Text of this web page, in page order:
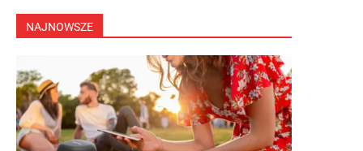
NAJNOWSZE